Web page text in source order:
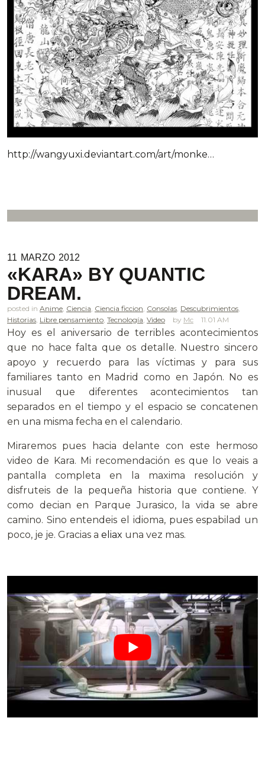
http://wangyuxi.deviantart.com/art/monke…
11 MARZO 2012
«KARA» BY QUANTIC
DREAM.
posted in Anime, Ciencia, Ciencia ficcion, Consolas, Descubrimientos,
Historias, Libre pensamiento, Tecnología, Video Mc 11.01 AM
Hoy es el aniversario de terribles acontecimientos
que no hace falta que os detalle. Nuestro sincero
apoyo y recuerdo para las víctimas y para sus
familiares tanto en Madrid como en Japón. No es
inusual que diferentes acontecimientos tan
separados en el tiempo y el espacio se concatenen
en una misma fecha en el calendario.
Miraremos pues hacia delante con este hermoso
video de Kara. Mi recomendación es que lo veais a
pantalla completa en la maxima resolución y
disfruteis de la pequeña historia que contiene. Y
como decian en Parque Jurasico, la vida se abre
camino. Sino entendeis el idioma, pues espabilad un
poco, je je. Gracias a eliax una vez mas.